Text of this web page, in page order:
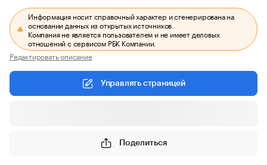
Информация носит справочный характер и сгенерирована на
основании данных из открытых источников.
Компания не является пользователем и не имеет деловых
отношений с сервисом РБК Компании.
Редактировать описание
Управлять страницей
Поделиться